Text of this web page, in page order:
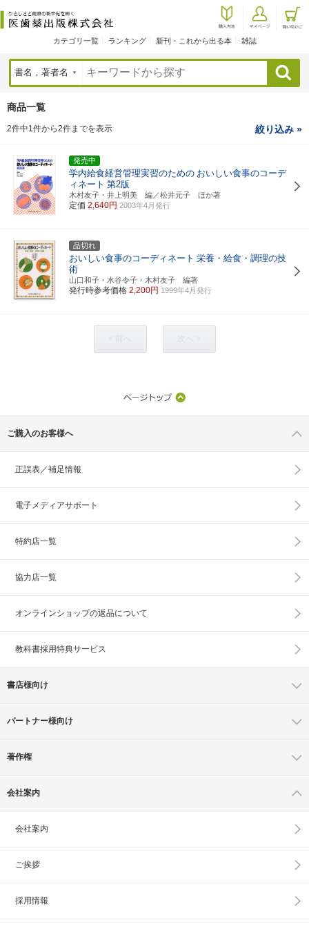
カテゴリ一覧 ランキング 新刊・これから出る本 雑誌
検索
商品一覧
2件中1件から2件までを表示 絞り込み »
発売中
学内給食経営管理実習のための おいしい食事のコーデ
ィネート 第2版
木村友子・井上明美 編／松井元子 ほか著
定価 2,640円 2003年4月発行
品切れ
おいしい食事のコーディネート 栄養・給食・調理の技
術
山口和子・水谷令子・木村友子 編著
発行時参考価格 2,200円 1999年4月発行
ご購入のお客様へ
正誤表／補足情報
電子メディアサポート
特約店一覧
協力店一覧
オンラインショップの返品について
教科書採用特典サービス
書店様向け
パートナー様向け
著作権
会社案内
会社案内
ご挨拶
採用情報